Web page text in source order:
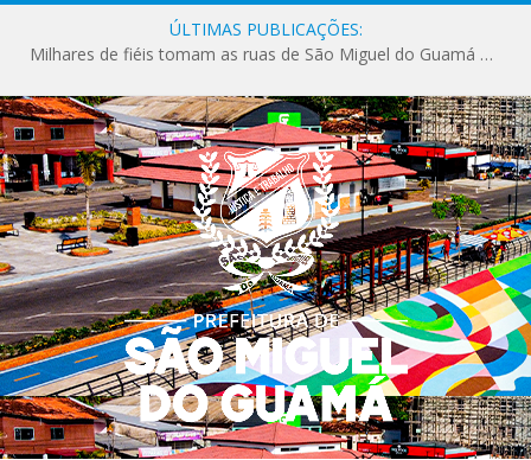
ÚLTIMAS PUBLICAÇÕES:
Milhares de fiéis tomam as ruas de São Miguel do Guamá em uma grande celebração de fé na Marcha para Jesus 2026.